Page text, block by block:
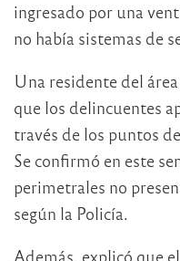
ingresado por una
no había sistemas de
Una residente del
que los delincuentes
través de los puntos
Se confirmó en este
perimetrales no
según la Policía.
Además, explicó que